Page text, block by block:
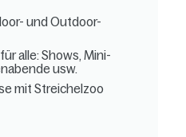
und Outdoor-
alle: Shows, Mini-
usw.
mit Streichelzoo